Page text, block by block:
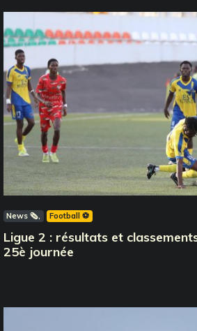
News 🗞️ Football ⚽️
Ligue 2 : résultats et
25è journée